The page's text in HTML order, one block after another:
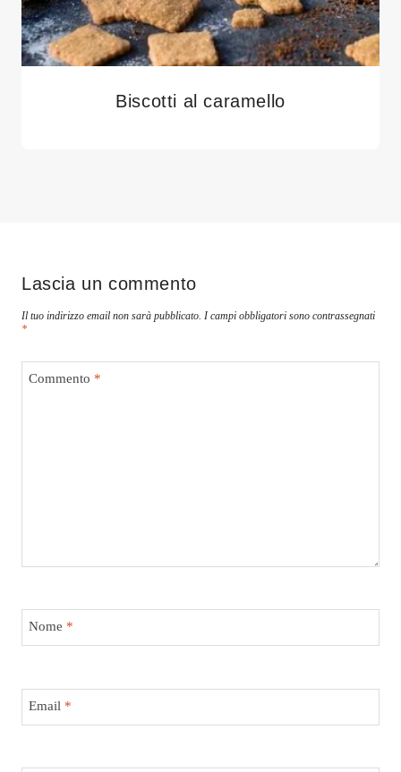
Biscotti al caramello
Lascia un commento
Il tuo indirizzo email non sarà pubblicato. I campi obbligatori sono contrassegnati
*
Commento *
Nome *
Email *